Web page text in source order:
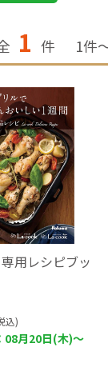
1 件 1件
用レシピブッ
込)
08月20日(木)～